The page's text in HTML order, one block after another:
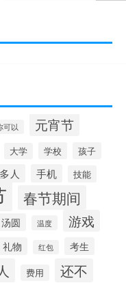
可以 元宵节
大学 学校 孩子
人 手机 技能
春节期间
汤圆 温度 游戏
礼物 红包 考生
费用 还不